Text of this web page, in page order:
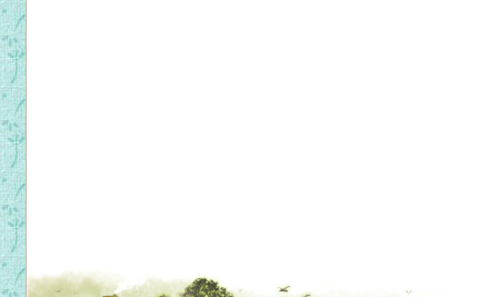
new025专访保禄孝女会(一)：圣神、喜悦系列.mp3